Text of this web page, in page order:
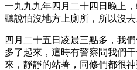
一九九九年四月二十四日晚上
聽說怕沒地方上廁所，所以沒
四月二十五日凌晨三點多，我
多了起來，這時有警察問我們
來，靜靜的站著，同修們都很